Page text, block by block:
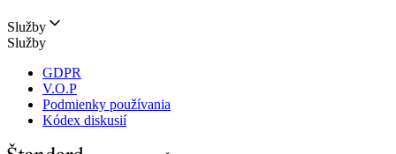
Služby
Služby
GDPR
V.O.P
Podmienky používania
Kódex diskusií